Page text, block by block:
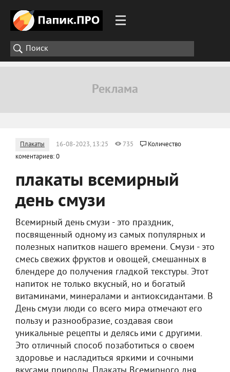
Плакаты 16-08-2023, 13:25 735
Количество
коментариев: 0
плакаты всемирный
день смузи
Всемирный день смузи - это праздник,
посвященный одному из самых популярных и
полезных напитков нашего времени. Смузи - это
смесь свежих фруктов и овощей, смешанных в
блендере до получения гладкой текстуры. Этот
напиток не только вкусный, но и богатый
витаминами, минералами и антиоксидантами. В
День смузи люди со всего мира отмечают его
пользу и разнообразие, создавая свои
уникальные рецепты и делясь ими с другими.
Это отличный способ позаботиться о своем
здоровье и насладиться яркими и сочными